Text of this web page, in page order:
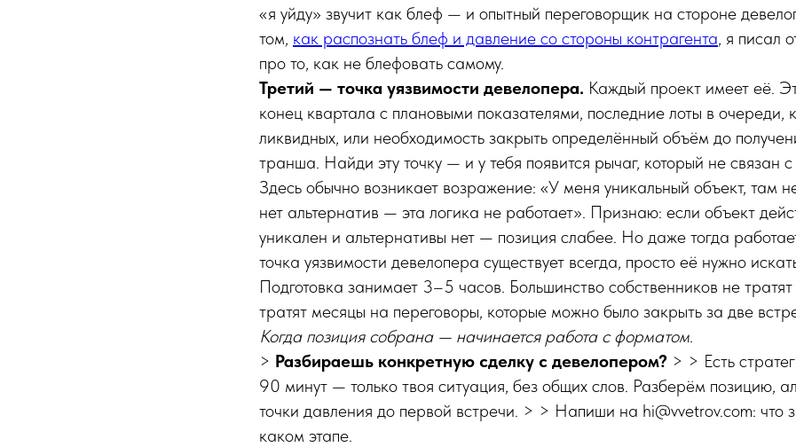
«я уйду» звучит как блеф — и опытный переговорщик на стороне
том, как распознать блеф и давление со стороны контрагента, я писал
про то, как не блефовать самому.
Третий — точка уязвимости девелопера. Каждый проект имеет её.
конец квартала с плановыми показателями, последние лоты в очереди,
ликвидных, или необходимость закрыть определённый объём до
транша. Найди эту точку — и у тебя появится рычаг, который не связан
Здесь обычно возникает возражение: «У меня уникальный объект, там
нет альтернатив — эта логика не работает». Признаю: если объект
уникален и альтернативы нет — позиция слабее. Но даже тогда
точка уязвимости девелопера существует всегда, просто её нужно
Подготовка занимает 3–5 часов. Большинство собственников не
тратят месяцы на переговоры, которые можно было закрыть за две
Когда позиция собрана — начинается работа с форматом.
> Разбираешь конкретную сделку с девелопером? > > Есть
90 минут — только твоя ситуация, без общих слов. Разберём позицию,
точки давления до первой встречи. > > Напиши на hi@vvetrov.com: что
каком этапе.